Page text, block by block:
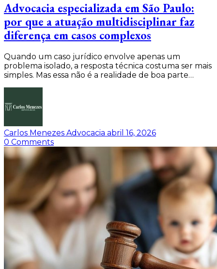
Advocacia especializada em São Paulo:
por que a atuação multidisciplinar faz
diferença em casos complexos
Quando um caso jurídico envolve apenas um
problema isolado, a resposta técnica costuma ser mais
simples. Mas essa não é a realidade de boa parte…
Carlos Menezes Advocacia abril 16, 2026
0 Comments